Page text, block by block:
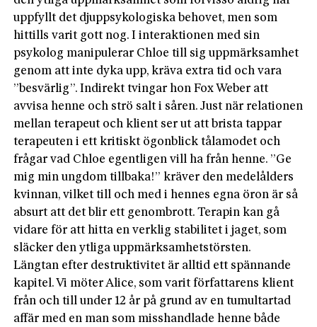
uppfyllt det djuppsykologiska behovet, men som
hittills varit gott nog. I interaktionen med sin
psykolog manipulerar Chloe till sig uppmärksamhet
genom att inte dyka upp, kräva extra tid och vara
”besvärlig”. Indirekt tvingar hon Fox Weber att
avvisa henne och strö salt i såren. Just när relationen
mellan terapeut och klient ser ut att brista tappar
terapeuten i ett kritiskt ögonblick tålamodet och
frågar vad Chloe egentligen vill ha från henne. ”Ge
mig min ungdom tillbaka!” kräver den medelålders
kvinnan, vilket till och med i hennes egna öron är så
absurt att det blir ett genombrott. Terapin kan gå
vidare för att hitta en verklig stabilitet i jaget, som
släcker den ytliga uppmärksamhetstörsten.
Längtan efter destruktivitet är alltid ett spännande
kapitel. Vi möter Alice, som varit författarens klient
från och till under 12 år på grund av en tumultartad
affär med en man som misshandlade henne både